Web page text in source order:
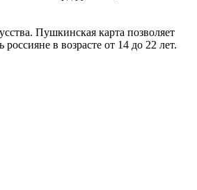
Пушкинская карта позволяет
в возрасте от 14 до 22 лет.